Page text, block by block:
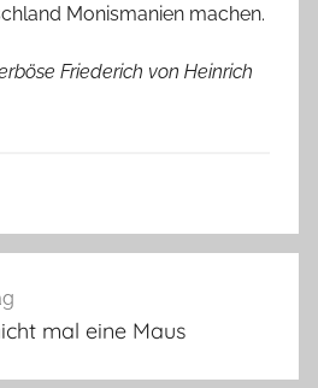
Monismanien machen.
Friederich von Heinrich
mal eine Maus